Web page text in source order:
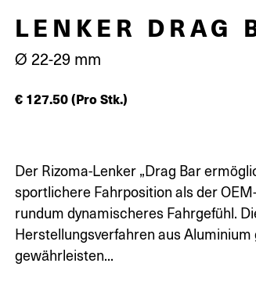
LENKER DRAG
Ø 22-29 mm
€ 127.50(Pro Stk.)
Der Rizoma-Lenker „Drag Bar
sportlichere Fahrposition als der
rundum dynamischeres Fahrgefühl.
Herstellungsverfahren aus
gewährleisten...